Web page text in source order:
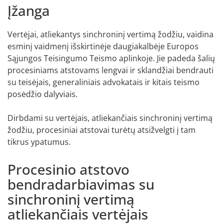
Įžanga
Vertėjai, atliekantys sinchroninį vertimą žodžiu, vaidina
esminį vaidmenį išskirtinėje daugiakalbėje Europos
Sąjungos Teisingumo Teismo aplinkoje. Jie padeda šalių
procesiniams atstovams lengvai ir sklandžiai bendrauti
su teisėjais, generaliniais advokatais ir kitais teismo
posėdžio dalyviais.
Dirbdami su vertėjais, atliekančiais sinchroninį vertimą
žodžiu, procesiniai atstovai turėtų atsižvelgti į tam
tikrus ypatumus.
Procesinio atstovo
bendradarbiavimas su
sinchroninį vertimą
atliekančiais vertėjais